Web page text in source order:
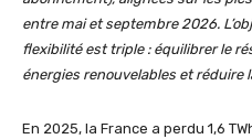
entre mai et septembre 2026.
flexibilité est triple : équilibrer le
énergies renouvelables et
En 2025, la France a perdu 1,6